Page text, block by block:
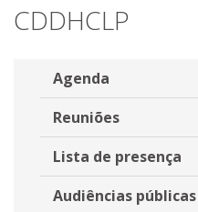
Agenda
CDDHCLP
Agenda
Reuniões
Lista de presença
Audiências públicas